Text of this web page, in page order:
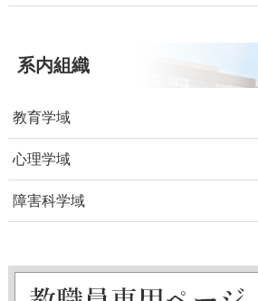
系内組織
教育学域
心理学域
障害科学域